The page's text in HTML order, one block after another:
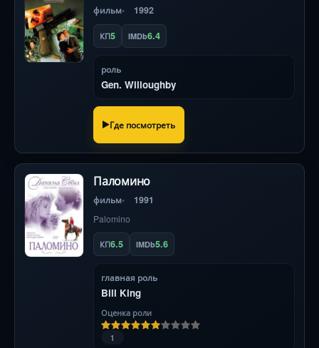
фильм 1992
КП5 IMDb6.4
роль
Gen. Willoughby
Где посмотреть
Паломино
фильм 1991
Palomino
КП6.5 IMDb5.6
главная роль
Bill King
Оценка роли
1